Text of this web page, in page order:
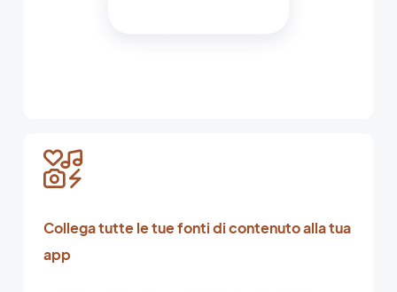
Collega tutte le tue fonti di contenuto alla tua
app